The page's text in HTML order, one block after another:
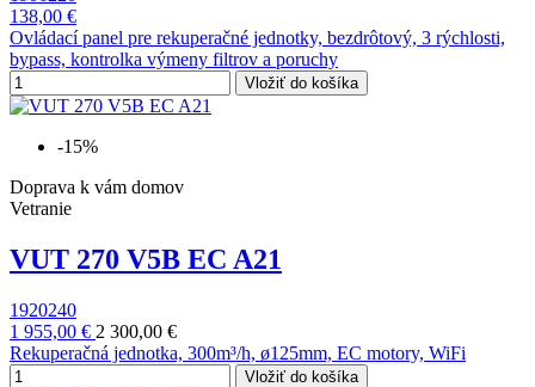
138,00 €
Ovládací panel pre rekuperačné jednotky, bezdrôtový, 3 rýchlosti,
bypass, kontrolka výmeny filtrov a poruchy
Vložiť do košíka
-15%
Doprava k vám domov
Vetranie
VUT 270 V5B EC A21
1920240
1 955,00 € 2 300,00 €
Rekuperačná jednotka, 300m³/h, ø125mm, EC motory, WiFi
Vložiť do košíka